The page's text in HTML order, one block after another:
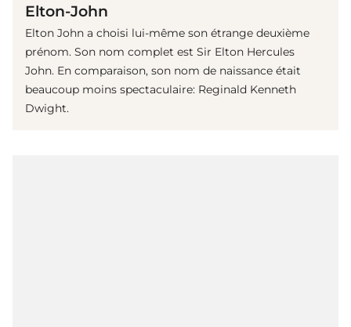
Elton-John
Elton John a choisi lui-même son étrange deuxième
prénom. Son nom complet est Sir Elton Hercules
John. En comparaison, son nom de naissance était
beaucoup moins spectaculaire: Reginald Kenneth
Dwight.